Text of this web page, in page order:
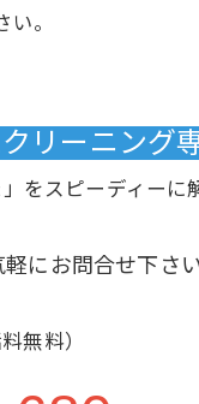
。
リーニング
をスピーディーに
にお問合せ下さ
無料）